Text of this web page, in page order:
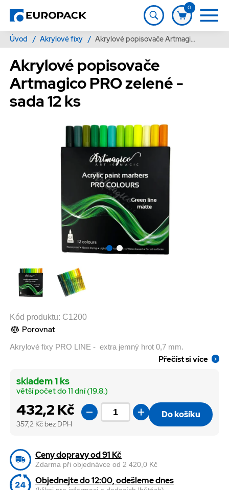
0
Úvod / Akrylové fixy / Akrylové popisovače Artmagico PRO zelené - sada 12 ks
Akrylové popisovače
Artmagico PRO zelené -
sada 12 ks
Kód produktu: C1200
Porovnat
Akrylové fixy PRO LINE - extra jemný hrot 0,7 mm.
Přečíst si více
432,2 Kč
357,2 Kč bez DPH
skladem 1 ks
větší počet do 11 dní (19.8.)
Do košíku
Ceny dopravy od 91 Kč
Zdarma při objednávce od 2 420,0 Kč
Objednejte do 12:00, odešleme dnes